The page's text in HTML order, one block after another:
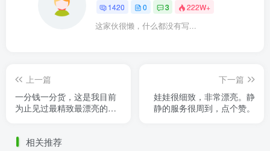
1420 0 3 222W+
这家伙很懒，什么都没有写...
上一篇
一分钱一分货，这是我目前
为止见过最精致最漂亮的娃
必备 ......
下一篇
娃娃很细致，非常漂亮。静
静的服务很周到，点个赞。
相关推荐